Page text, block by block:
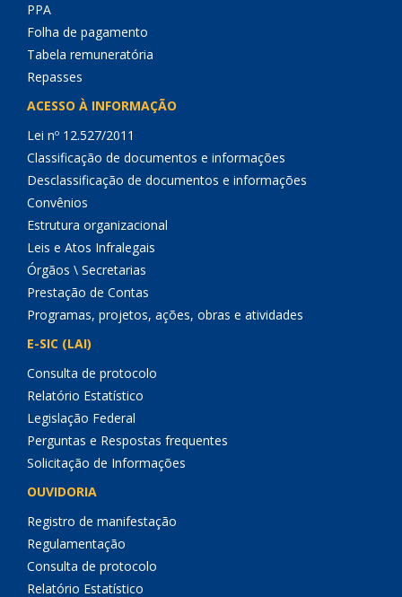
PPA
Folha de pagamento
Tabela remuneratória
Repasses
ACESSO À INFORMAÇÃO
Lei nº 12.527/2011
Classificação de documentos e informações
Desclassificação de documentos e informações
Convênios
Estrutura organizacional
Leis e Atos Infralegais
Órgãos \ Secretarias
Prestação de Contas
Programas, projetos, ações, obras e atividades
E-SIC (LAI)
Consulta de protocolo
Relatório Estatístico
Legislação Federal
Perguntas e Respostas frequentes
Solicitação de Informações
OUVIDORIA
Registro de manifestação
Regulamentação
Consulta de protocolo
Relatório Estatístico